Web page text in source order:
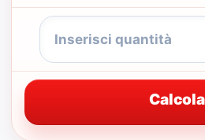
Calcola